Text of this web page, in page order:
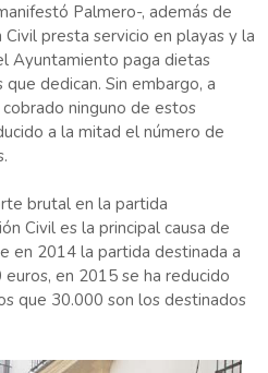
Palmero-, además de
presta servicio en playas y la
Ayuntamiento paga dietas
dedican. Sin embargo, a
ninguno de estos
a la mitad el número de
brutal en la partida
Civil es la principal causa de
en 2014 la partida destinada a
en 2015 se ha reducido
que 30.000 son los destinados